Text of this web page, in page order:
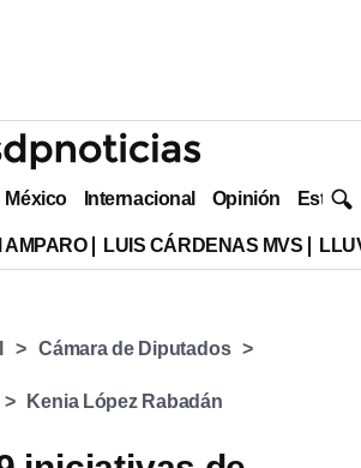
México Internacional Opinión Estilo
AMPARO LUIS CÁRDENAS MVS
Cámara de Diputados
Kenia López Rabadán